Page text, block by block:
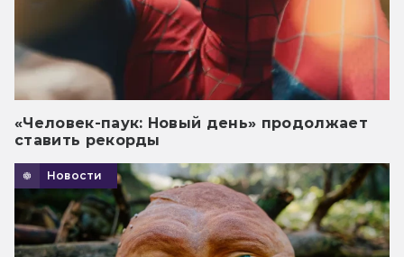
«Человек-паук: Новый день» продолжает
ставить рекорды
Новости